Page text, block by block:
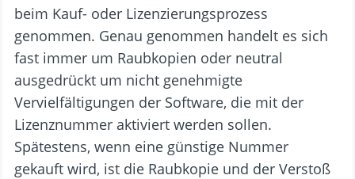
beim Kauf- oder Lizenzierungsprozess
genommen. Genau genommen handelt es sich
fast immer um Raubkopien oder neutral
ausgedrückt um nicht genehmigte
Vervielfältigungen der Software, die mit der
Lizenznummer aktiviert werden sollen.
Spätestens, wenn eine günstige Nummer
gekauft wird, ist die Raubkopie und der Verstoß